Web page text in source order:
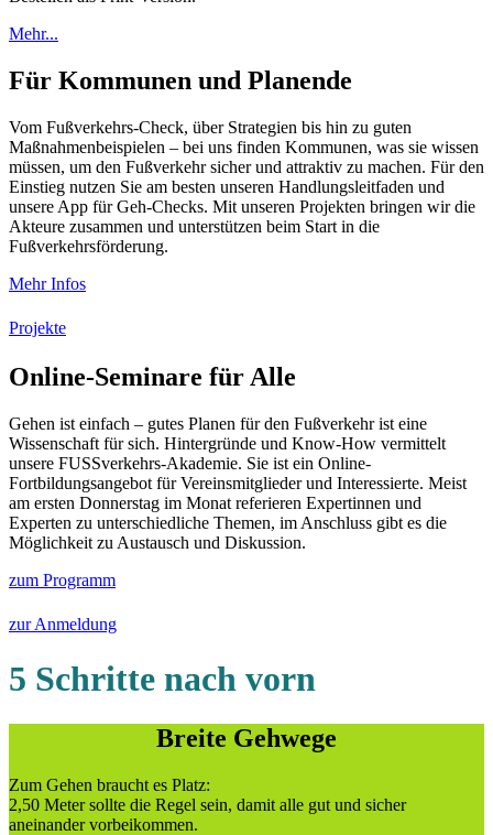
Mehr...
Für Kommunen und Planende
Vom Fußverkehrs-Check, über Strategien bis hin zu guten
Maßnahmenbeispielen – bei uns finden Kommunen, was sie wissen
müssen, um den Fußverkehr sicher und attraktiv zu machen. Für den
Einstieg nutzen Sie am besten unseren Handlungsleitfaden und
unsere App für Geh-Checks. Mit unseren Projekten bringen wir die
Akteure zusammen und unterstützen beim Start in die
Fußverkehrsförderung.
Mehr Infos
Projekte
Online-Seminare für Alle
Gehen ist einfach – gutes Planen für den Fußverkehr ist eine
Wissenschaft für sich. Hintergründe und Know-How vermittelt
unsere FUSSverkehrs-Akademie. Sie ist ein Online-
Fortbildungsangebot für Vereinsmitglieder und Interessierte. Meist
am ersten Donnerstag im Monat referieren Expertinnen und
Experten zu unterschiedliche Themen, im Anschluss gibt es die
Möglichkeit zu Austausch und Diskussion.
zum Programm
zur Anmeldung
5 Schritte nach vorn
Breite Gehwege
Zum Gehen braucht es Platz:
2,50 Meter sollte die Regel sein, damit alle gut und sicher
aneinander vorbeikommen.